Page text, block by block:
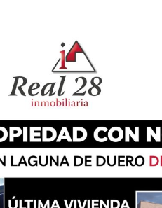
al futuro servicio de
servicio será prestado
También solicitarán
el desarrollo sostenible en